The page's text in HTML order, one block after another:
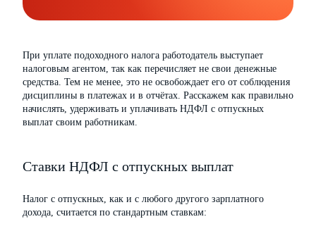
При уплате подоходного налога работодатель выступает
налоговым агентом, так как перечисляет не свои денежные
средства. Тем не менее, это не освобождает его от соблюдения
дисциплины в платежах и в отчётах. Расскажем как правильно
начислять, удерживать и уплачивать НДФЛ с отпускных
выплат своим работникам.
Ставки НДФЛ с отпускных выплат
Налог с отпускных, как и с любого другого зарплатного
дохода, считается по стандартным ставкам: